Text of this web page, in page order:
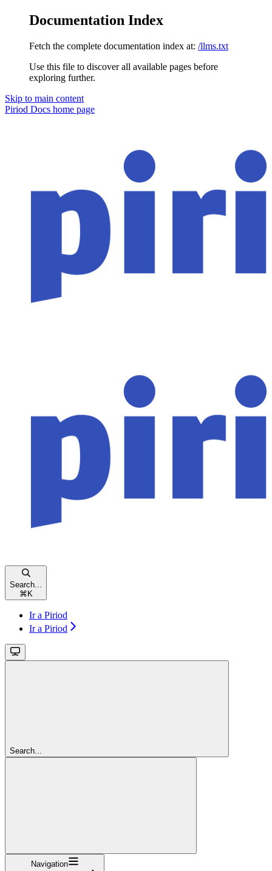
Documentation Index
Fetch the complete documentation index at: /llms.txt
Use this file to discover all available pages before
exploring further.
Skip to main content
Piriod Docs home page
Search...
⌘ K
Ir a Piriod
Ir a Piriod
Search...
Navigation